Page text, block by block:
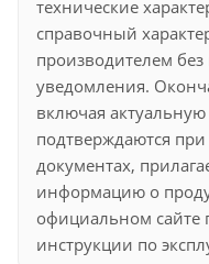
технические
справочный
производителем
уведомления.
включая
подтверждаются
документах,
информацию о
официальном сайте
инструкции по